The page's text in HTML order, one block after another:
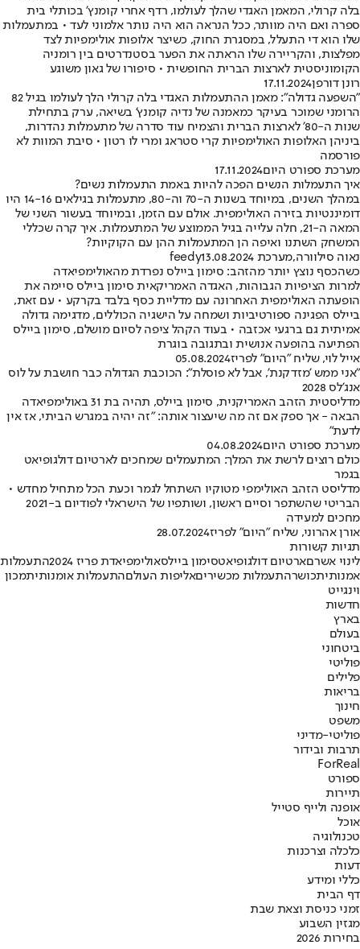
בלה קרולי, המאמן האגדי שהלך לעולמו, רדף אחרי קומנץ' בכותלי בית
ספרה ואם היה מוותר, ככל הנראה הוא היה נותר אלמוני לעד • במתעמלות
שלו הוא די התעלל, במסגרת החוק, כשיצר אלופות אולימפיות לצד
מפלצות, והקריירה שלו הראתה את הפער בסטנדרטים בין רומניה
הקומוניסטית לארצות הברית החופשית • סיפורו של גאון משוגע
רונן דורפן17.11.2024
"השפעה גדולה": מאמן ההתעמלות האגדי בלה קרולי הלך לעולמו בגיל 82
הרומני שמוכר בעיקר כמאמנה של נדיה קומנץ' בשיאה, ערק בתחילת
שנות ה-80' לארצות הברית והצמיח עוד סדרה של מתעמלות נהדרות,
ביניהן האלופות האולימפיות קרי סטראג ומרי לו רטון • סיבת המוות לא
פורסמה
מערכת ספורט היום17.11.2024
איך התעמלות הנשים הפכה להיות באמת התעמלות נשים?
במהלך השנים, במיוחד בשנות ה-70 וה-80, מתעמלות בגילאים 14-16 היו
דומיננטיות בזירה האולימפית. אולם עם הזמן, ובמיוחד בעשור השני של
המאה ה-21, חלה עלייה בגיל הממוצע של המתעמלות. איך קרה שכללי
המשחק השתנו ואיפה הן המתעמלות ההן עם הקוקיות?
נאוה סילוורה,מערכת feedy 13.08.2024
כשהכסף נוצץ יותר מהזהב: סימון ביילס נפרדת מהאולימפיאדה
למרות הציפיות הגבוהות, האגדה האמריקאית סימון ביילס סיימה את
הופעתה האולימפית האחרונה עם מדליית כסף בלבד בקרקע • עם זאת,
ביילס הפגינה ספורטיביות ושמחה על הישגיה הכוללים, מדגימה גדולה
אמיתית גם ברגעי אכזבה • בעוד הקהל ציפה לסיום מושלם, סימון ביילס
הפתיעה בהופעה אנושית ובתגובה בוגרת
אייל לוי, שליח "היום" לפריז05.08.2024
"אני ממש 'מזדקנת', אבל לא פוסלת": הכוכבת הגדולה כבר חושבת על לוס
אנג'לס 2028
מדליסטית הזהב האמריקנית, סימון ביילס, תהיה בת 31 באולימפיאדה
הבאה - אך ספק אם זה מה שיעצור אותה: "זה יהיה במגרש הביתי, אז אין
לדעת"
מערכת ספורט היום04.08.2024
כולם רוצים לרשת את המלך: המתעמלים שמחכים לארטיום דולגופיאט
בגמר
מדליסט הזהב האולימפי מטוקיו השתחל לגמר וכעת הכל מתחיל מחדש •
הבריטי שהשתפר וסיים ראשון, ושותפיו של הישראלי לפודיום ב-2021
מחכים למעידה
אורן אהרוני, שליח "היום" לפריז28.07.2024
תגיות קשורות
לינוי אשרםארטיום דולגופיאטסימון ביילסאולימפיאדת פריז 2024
התעמלות
אמנותיתכושרהתעמלות מכשיריםאליפות העולםהתעמלות אומנותיתמכון
וינגייט
חדשות
בארץ
בעולם
ביטחוני
פוליטי
פלילים
בריאות
חינוך
משפט
פוליטי-מדיני
תרבות ובידור
ForReal
ספורט
תיירות
אופנה ולייף סטייל
אוכל
טכנולוגיה
כלכלה וצרכנות
דעות
כללי ומידע
דף הבית
זמני כניסת וצאת שבת
מגזין השבוע
בחירות 2026